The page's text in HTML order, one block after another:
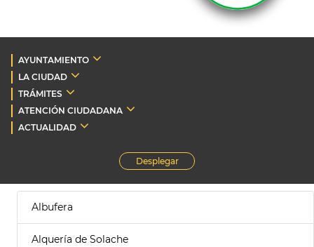
AYUNTAMIENTO
LA CIUDAD
TRÁMITES
ATENCIÓN CIUDADANA
ACTUALIDAD
Desplegar
Albufera
Alquería de Solache